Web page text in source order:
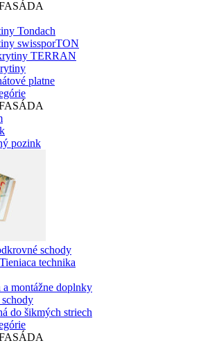
Tondach
swissporTON
TERRAN
platne
pozink
schody
technika
a montážne doplnky
do šikmých striech